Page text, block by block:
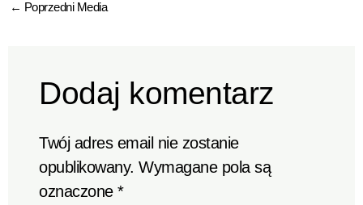
← Poprzedni Media
Dodaj komentarz
Twój adres email nie zostanie
opublikowany. Wymagane pola są
oznaczone*